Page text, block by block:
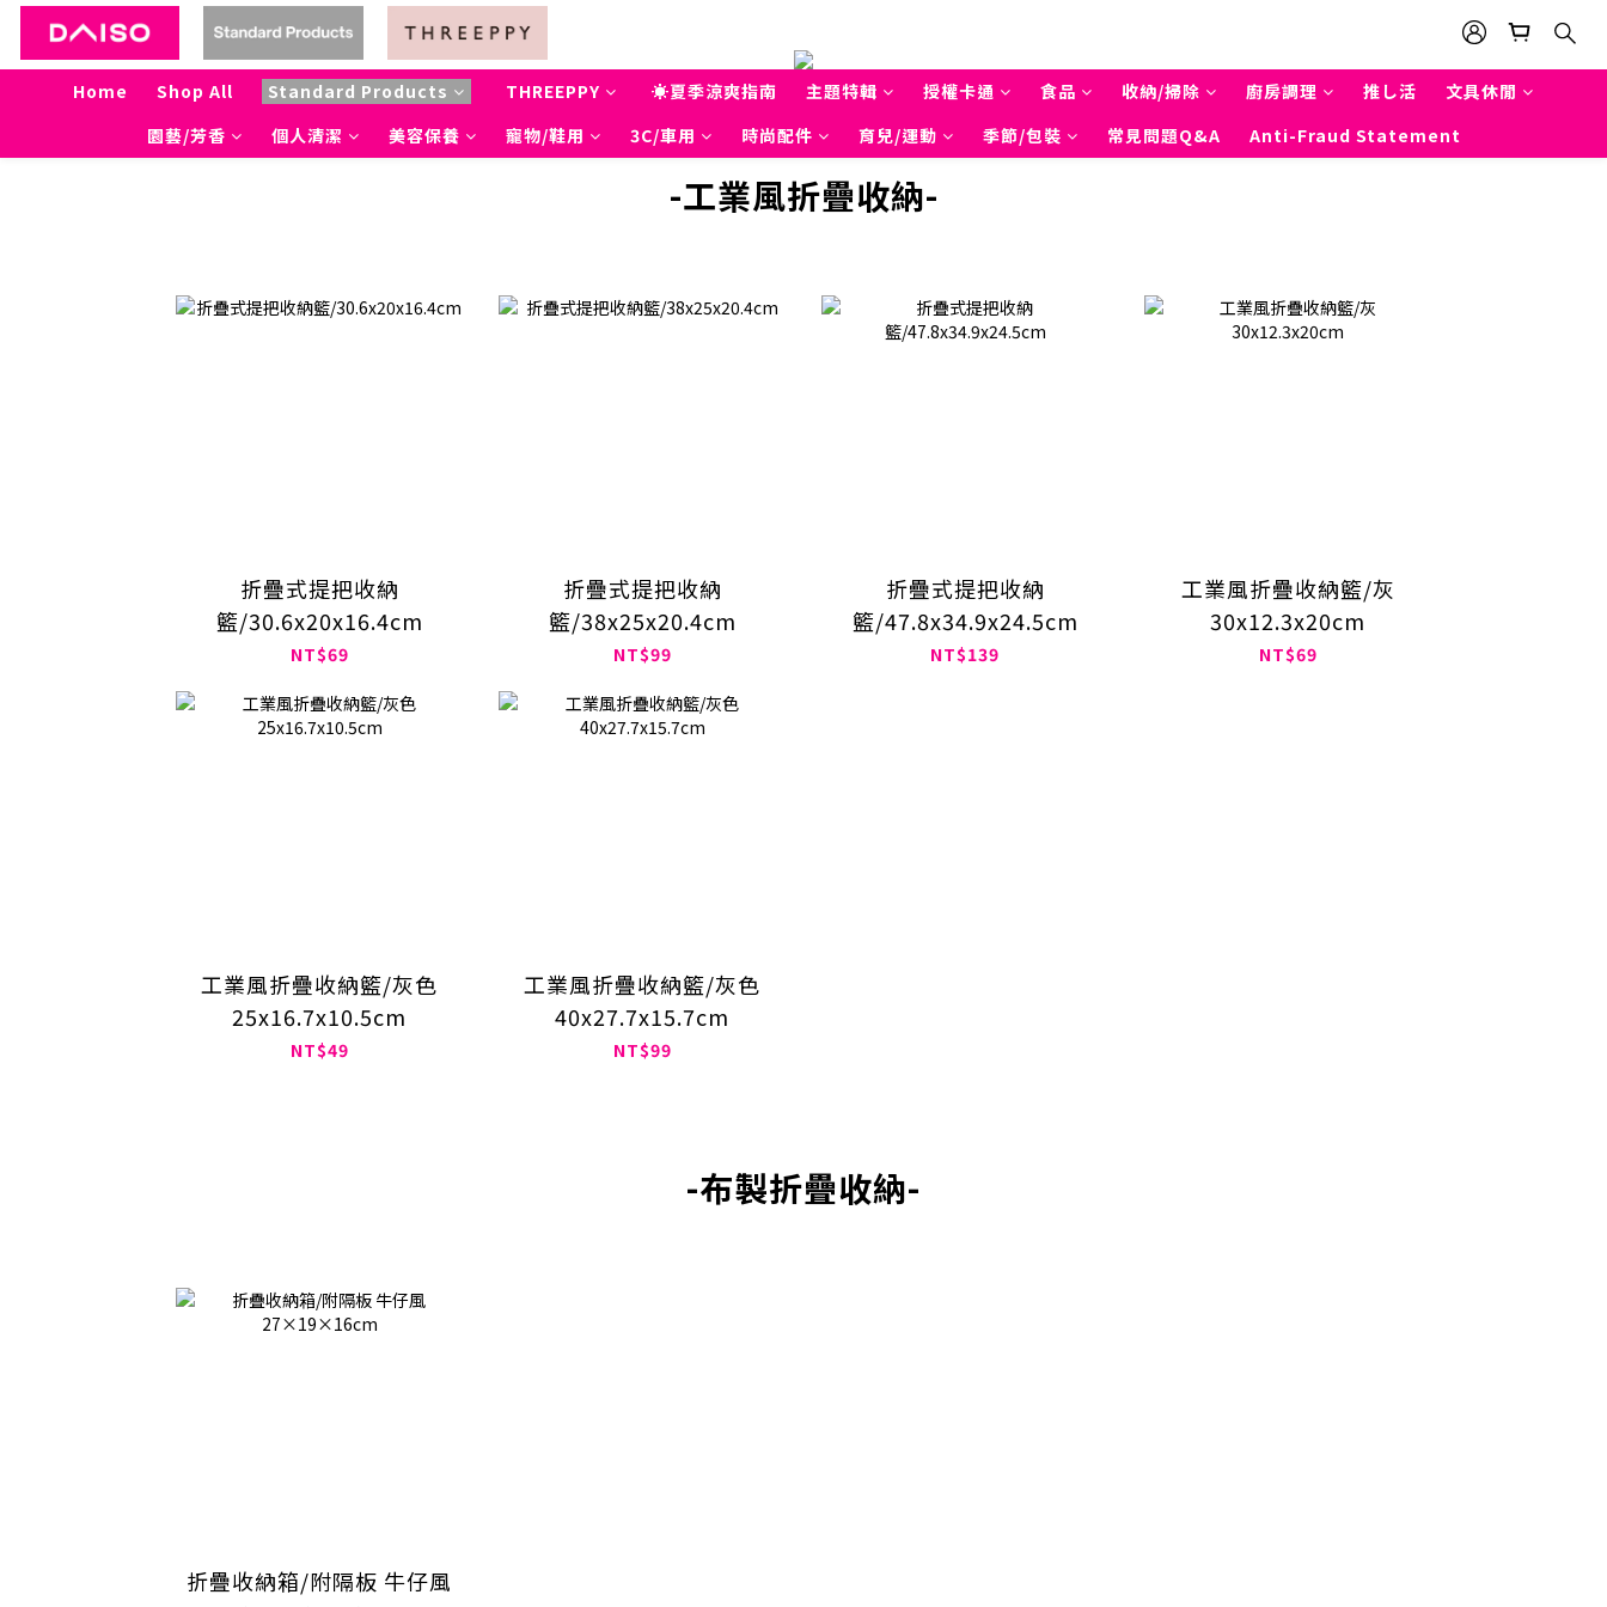
Home Shop All Standard Products THREEPPY ☀夏季涼爽指南 主題特輯 授權卡通 食品 收納/掃除 廚房調理 推し活
文具休閒
園藝/芳香
個人清潔 美容保養 寵物/鞋用 3C/車用 時尚配件 育兒/運動 季節/包裝 常見問題Q&A Anti-Fraud Statement
-工業風折疊收納-
折疊式提把收納
籃/30.6x20x16.4cm
NT$69
折疊式提把收納
籃/38x25x20.4cm
NT$99
折疊式提把收納
籃/47.8x34.9x24.5cm
NT$139
工業風折疊收納籃/灰
30x12.3x20cm
NT$69
工業風折疊收納籃/灰色
25x16.7x10.5cm
NT$49
工業風折疊收納籃/灰色
40x27.7x15.7cm
NT$99
-布製折疊收納-
折疊收納箱/附隔板 牛仔風